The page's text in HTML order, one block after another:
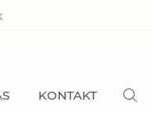
KONTAKT